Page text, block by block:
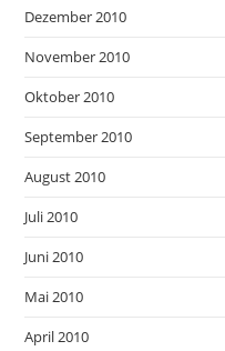
Dezember 2010
November 2010
Oktober 2010
September 2010
August 2010
Juli 2010
Juni 2010
Mai 2010
April 2010